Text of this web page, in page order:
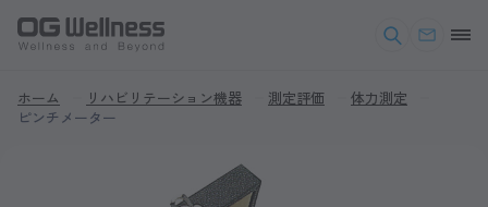
ホーム リハビリテーション機器 測定評価
体力測定
ピンチメーター